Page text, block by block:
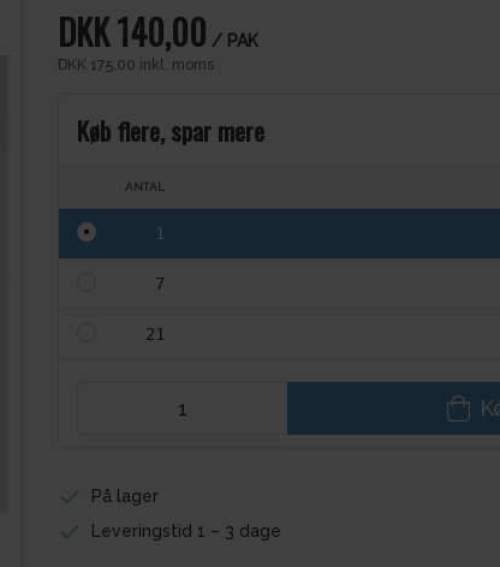
DKK 140,00 / PAK
DKK 175,00 inkl. moms
Køb flere, spar mere
ANTAL
1
7
21
På lager
Leveringstid 1 – 3 dage